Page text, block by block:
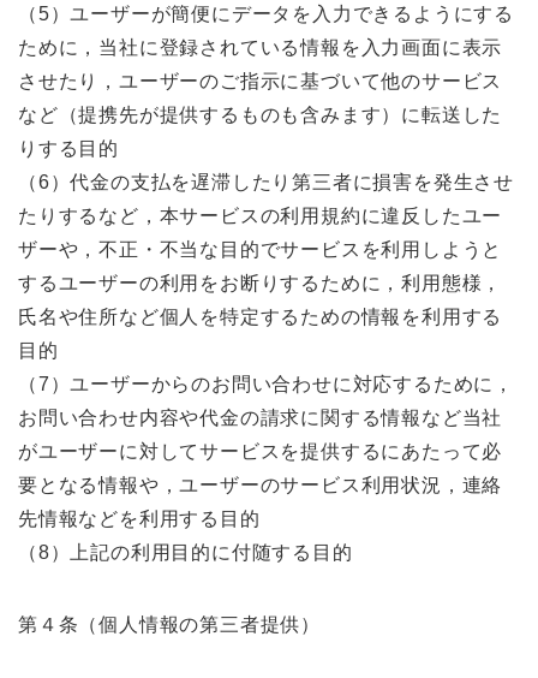
（5）ユーザーが簡便にデータを入力できるようにする
ために，当社に登録されている情報を入力画面に表示
させたり，ユーザーのご指示に基づいて他のサービス
など（提携先が提供するものも含みます）に転送した
りする目的
（6）代金の支払を遅滞したり第三者に損害を発生させ
たりするなど，本サービスの利用規約に違反したユー
ザーや，不正・不当な目的でサービスを利用しようと
するユーザーの利用をお断りするために，利用態様，
氏名や住所など個人を特定するための情報を利用する
目的
（7）ユーザーからのお問い合わせに対応するために，
お問い合わせ内容や代金の請求に関する情報など当社
がユーザーに対してサービスを提供するにあたって必
要となる情報や，ユーザーのサービス利用状況，連絡
先情報などを利用する目的
（8）上記の利用目的に付随する目的
第４条（個人情報の第三者提供）